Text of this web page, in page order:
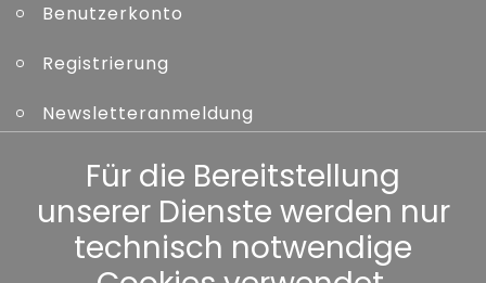
Benutzerkonto
Registrierung
Newsletteranmeldung
Kennwort vergessen
Sonstiges
Für die Bereitstellung
unserer Dienste werden nur
technisch notwendige